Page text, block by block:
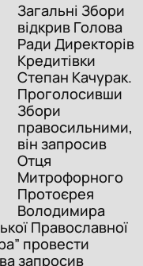
Загальні Збори
відкрив Голова
Ради Директорів
Кредитівки
Степан Качурак.
Проголосивши
Збори
правосильними,
він запросив
Отця
Митрофорного
Протоєрея
Володимира
Православної
провести
запросив